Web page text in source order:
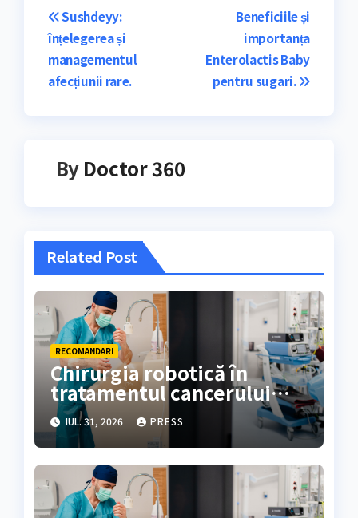
Navigare
în
articole
Beneficiile și
importanța
Enterolactis Baby
pentru sugari.
Sushdeyy:
înțelegerea și
managementul
afecțiunii rare.
By Doctor 360
Related Post
RECOMANDARI
Chirurgia robotică în
tratamentul cancerului
colorectal
IUL. 31, 2026 PRESS